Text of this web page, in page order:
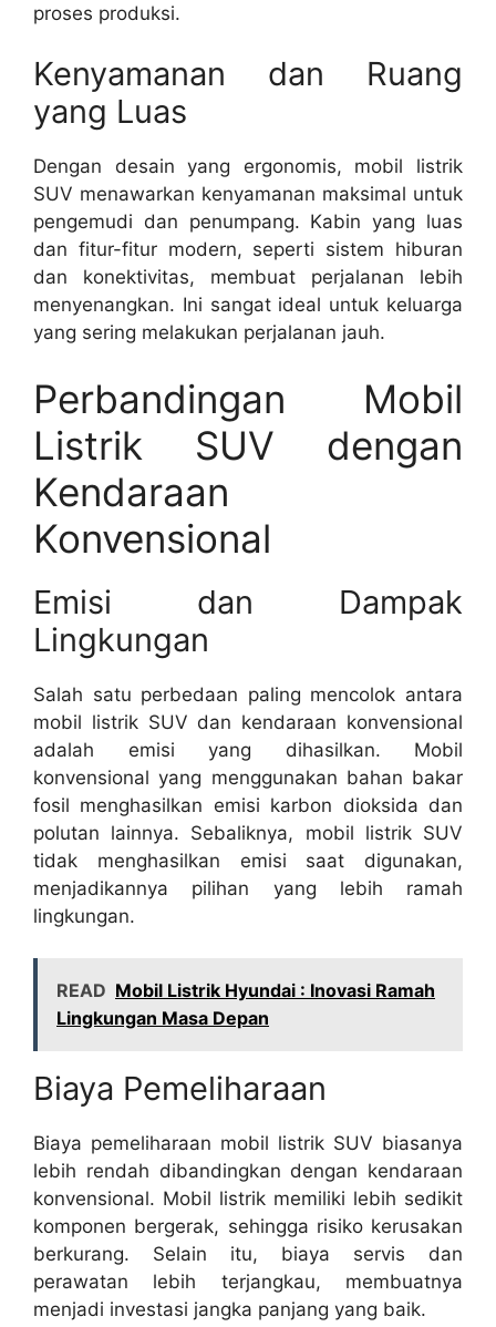
proses produksi.
Kenyamanan dan Ruang
yang Luas
Dengan desain yang ergonomis, mobil listrik
SUV menawarkan kenyamanan maksimal untuk
pengemudi dan penumpang. Kabin yang luas
dan fitur-fitur modern, seperti sistem hiburan
dan konektivitas, membuat perjalanan lebih
menyenangkan. Ini sangat ideal untuk keluarga
yang sering melakukan perjalanan jauh.
Perbandingan Mobil
Listrik SUV dengan
Kendaraan
Konvensional
Emisi dan Dampak
Lingkungan
Salah satu perbedaan paling mencolok antara
mobil listrik SUV dan kendaraan konvensional
adalah emisi yang dihasilkan. Mobil
konvensional yang menggunakan bahan bakar
fosil menghasilkan emisi karbon dioksida dan
polutan lainnya. Sebaliknya, mobil listrik SUV
tidak menghasilkan emisi saat digunakan,
menjadikannya pilihan yang lebih ramah
lingkungan.
READ Mobil Listrik Hyundai : Inovasi Ramah
Lingkungan Masa Depan
Biaya Pemeliharaan
Biaya pemeliharaan mobil listrik SUV biasanya
lebih rendah dibandingkan dengan kendaraan
konvensional. Mobil listrik memiliki lebih sedikit
komponen bergerak, sehingga risiko kerusakan
berkurang. Selain itu, biaya servis dan
perawatan lebih terjangkau, membuatnya
menjadi investasi jangka panjang yang baik.